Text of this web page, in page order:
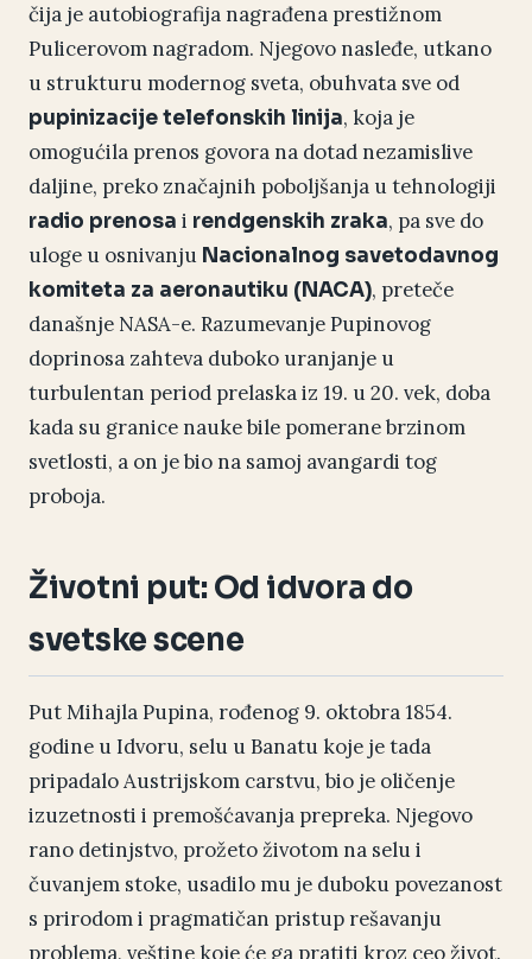
čija je autobiografija nagrađena prestižnom
Pulicerovom nagradom. Njegovo nasleđe, utkano
u strukturu modernog sveta, obuhvata sve od
pupinizacije telefonskih linija, koja je
omogućila prenos govora na dotad nezamislive
daljine, preko značajnih poboljšanja u tehnologiji
radio prenosa i rendgenskih zraka, pa sve do
uloge u osnivanju Nacionalnog savetodavnog
komiteta za aeronautiku (NACA), preteče
današnje NASA-e. Razumevanje Pupinovog
doprinosa zahteva duboko uranjanje u
turbulentan period prelaska iz 19. u 20. vek, doba
kada su granice nauke bile pomerane brzinom
svetlosti, a on je bio na samoj avangardi tog
proboja.
Životni put: Od idvora do
svetske scene
Put Mihajla Pupina, rođenog 9. oktobra 1854.
godine u Idvoru, selu u Banatu koje je tada
pripadalo Austrijskom carstvu, bio je oličenje
izuzetnosti i premošćavanja prepreka. Njegovo
rano detinjstvo, prožeto životom na selu i
čuvanjem stoke, usadilo mu je duboku povezanost
s prirodom i pragmatičan pristup rešavanju
problema, veštine koje će ga pratiti kroz ceo život.